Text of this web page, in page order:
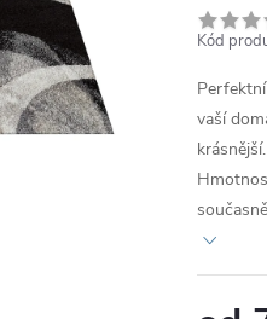
Kód
vaší